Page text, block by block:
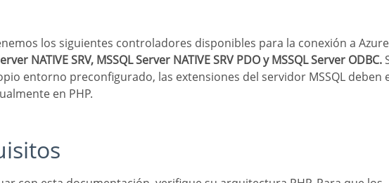
NATIVE SRV, MSSQL Server NATIVE SRV PDO y MSSQL Server ODBC.
entorno preconfigurado, las extensiones del servidor MSSQL deben
en PHP.